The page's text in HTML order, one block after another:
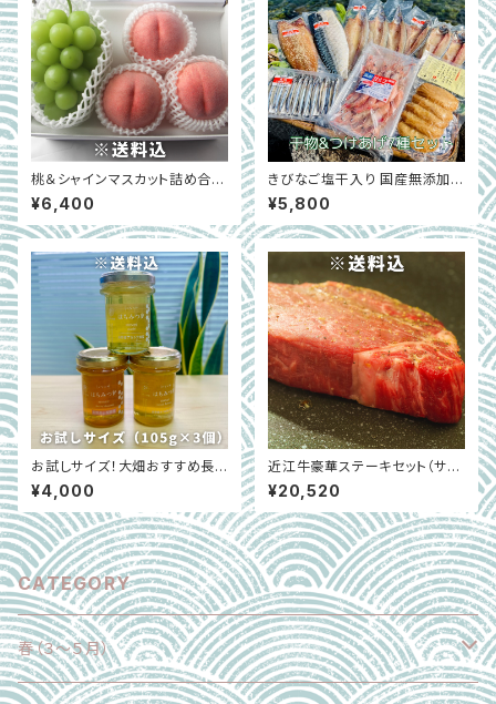
桃＆シャインマスカット詰め合わ
せ｜ギフトにもおすすめ｜大阪
中央卸売市場 ※7月上旬～8月
上旬
¥6,400
きびなご塩干入り 国産無添加干
物＆つけあげ 計7種セット｜鹿
児島県甑島
¥5,800
お試しサイズ！大畑おすすめ長
野県産はちみつ3種セット（105
g×3個）｜長野県長野市
¥4,000
近江牛豪華ステーキセット（サー
ロイン170g×2 ヒレ130g×2）
※冷凍｜滋賀県
¥20,520
CATEGORY
春（３～５月）